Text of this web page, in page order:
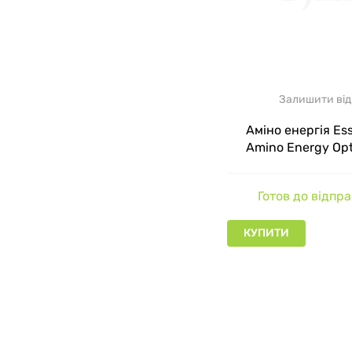
оформивши
Залишити
Аміно енергія
Amino Energy
Готов до
КУПИТИ